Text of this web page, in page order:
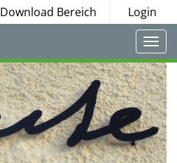
Download Bereich Login